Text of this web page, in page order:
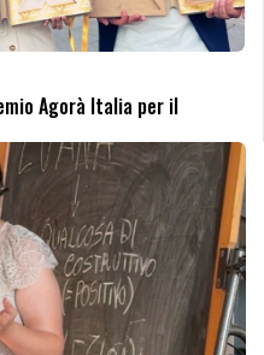
Agorà Italia per il